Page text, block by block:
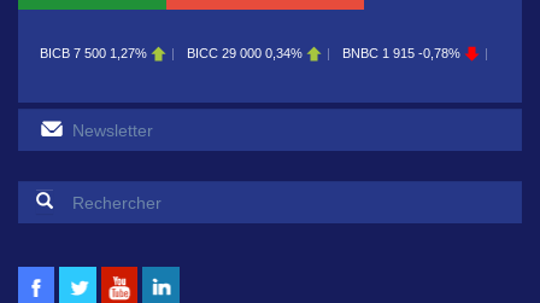
1,27% BICC 29 000 0,34% BNBC 1 915 -0,78% BOAB 8 700
Formulaire de recherche